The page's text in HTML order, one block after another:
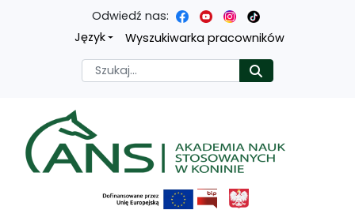
Przejdź
treści
głównej
Przejdź
menu
nawigacyjnego
Przejdź
wyszukiwarki
Przejdź
mapy
strony
Odwiedź nas:
Język
Wyszukiwarka pracowników
Szukaj
Akademia nauk